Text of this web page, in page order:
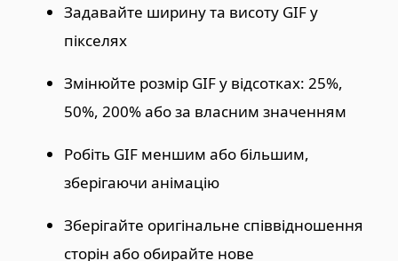
Задавайте ширину та висоту GIF у
пікселях
Змінюйте розмір GIF у відсотках: 25%,
50%, 200% або за власним значенням
Робіть GIF меншим або більшим,
зберігаючи анімацію
Зберігайте оригінальне співвідношення
сторін або обирайте нове